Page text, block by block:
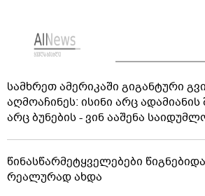
სამხრეთ ამერიკაში გიგანტური
აღმოაჩინეს: ისინი არც
არც ბუნების - ვინ ააშენა
წინასწარმეტყველებები
რეალურად ახდა